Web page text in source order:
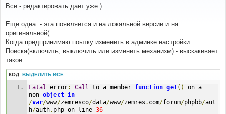
о
б
е
н
и
е
Все - редактировать дает уже.)
Еще одна: - эта появляется и на локальной версии и на
оригинальной(:
Когда предпринимаю поытку изменить в админке настройки
Поиска(включить, выключить или изменить механизм) - выскакивает
такое:
КОД: ВЫДЕЛИТЬ ВСЁ
Fatal error: Call to a member function get()
on a
non-object in
/var/www/zemresco/data/www/zemres . com/forum/phpbb/aut
h/auth. php on line 36